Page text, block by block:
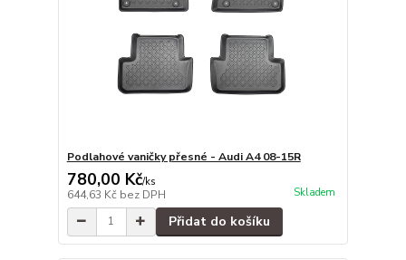
Podlahové vaničky přesné - Audi A4 08-15R
780,00 Kč/ks
644,63 Kč bez DPH Skladem
Přidat do košíku